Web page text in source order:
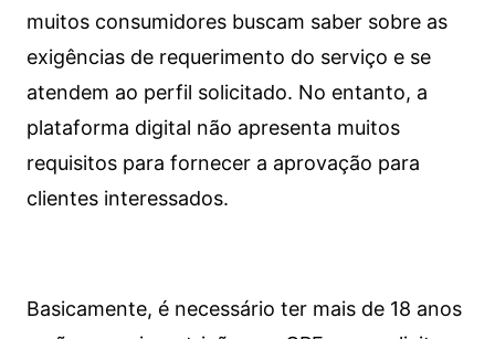
muitos consumidores buscam saber sobre as
exigências de requerimento do serviço e se
atendem ao perfil solicitado. No entanto, a
plataforma digital não apresenta muitos
requisitos para fornecer a aprovação para
clientes interessados.
Basicamente, é necessário ter mais de 18 anos